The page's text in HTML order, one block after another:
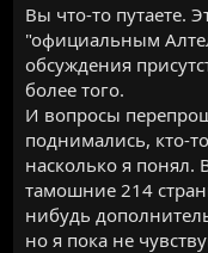
Вы что-то путаете.
"официальным
обсуждения
более того.
И вопросы
поднимались, кто-
насколько я понял.
тамошние 214
нибудь
но я пока не